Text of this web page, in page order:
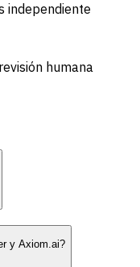
independiente
humana
y Axiom.ai?